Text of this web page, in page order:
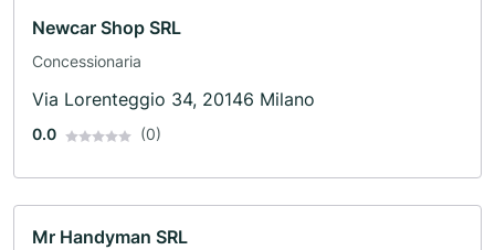
Newcar Shop SRL
Concessionaria
Via Lorenteggio 34, 20146 Milano
0.0 (0)
Mr Handyman SRL